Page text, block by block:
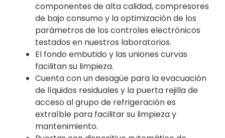
componentes de alta calidad, compresores
de bajo consumo y la optimización de los
parámetros de los controles electrónicos
testados en nuestros laboratorios.
El fondo embutido y las uniones curvas
facilitan su limpieza.
Cuenta con un desagüe para la evacuación
de líquidos residuales y la puerta rejilla de
acceso al grupo de refrigeración es
extraíble para facilitar su limpieza y
mantenimiento.